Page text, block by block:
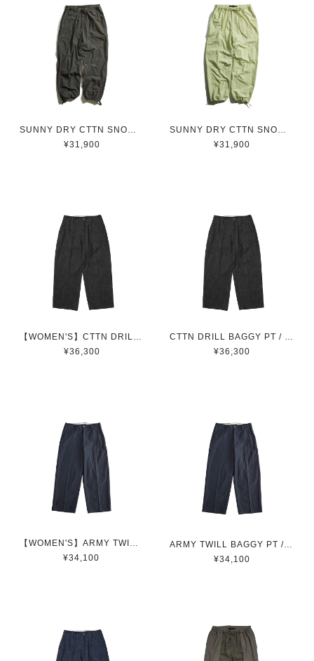
¥31,900
¥31,900
【WOMEN'S】CTTN DRILL BAGGY PT / コットンドリルバギーパンツ (BLACK)
¥36,300
CTTN DRILL BAGGY PT / コットンドリルバギーパンツ (BLACK)
¥36,300
【WOMEN'S】ARMY TWILL BAGGY PT / ARMYツイルバギーパンツ(NAVY)
¥34,100
ARMY TWILL BAGGY PT / ARMYツイルバギーパンツ(NAVY)
¥34,100